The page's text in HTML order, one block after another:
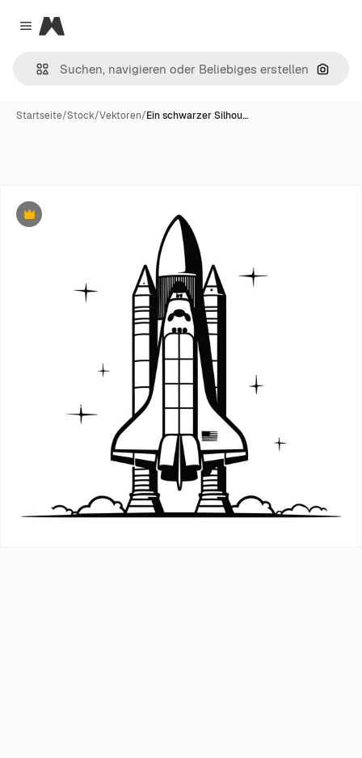
Close menu
Magnific
Nach
Startseite/Stock/Vektoren/Ein schwarzer Silhou…
Premium